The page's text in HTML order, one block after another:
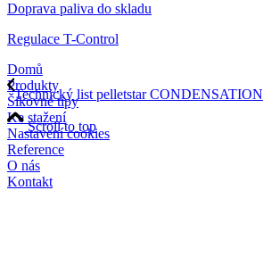
Doprava paliva do skladu
Regulace T-Control
Domů
Produkty
Šikovné tipy
Ke stažení
Nastavení cookies
Reference
O nás
Kontakt
Technický list pelletstar CONDENSATION
Scroll to top